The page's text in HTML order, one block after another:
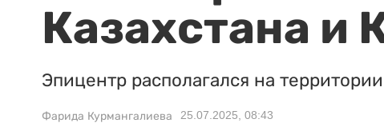
Казахстана и
Эпицентр располагался на
Фарида Курмангалиева 25.07.2025, 08:43